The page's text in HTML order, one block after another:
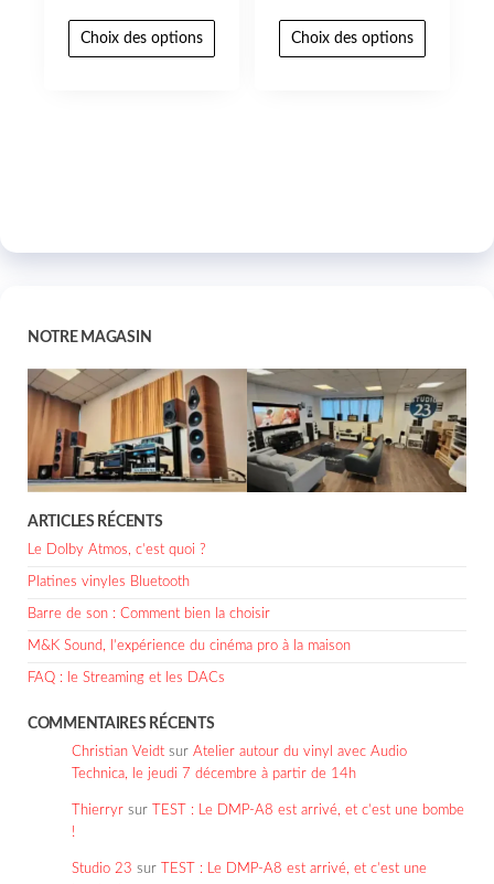
Choix des options Choix des options
NOTRE MAGASIN
ARTICLES RÉCENTS
Le Dolby Atmos, c’est quoi ?
Platines vinyles Bluetooth
Barre de son : Comment bien la choisir
M&K Sound, l’expérience du cinéma pro à la maison
FAQ : le Streaming et les DACs
COMMENTAIRES RÉCENTS
Christian Veidt sur Atelier autour du vinyl avec Audio
Technica, le jeudi 7 décembre à partir de 14h
Thierryr sur
TEST : Le DMP-A8 est arrivé, et c’est une bombe
!
Studio 23 sur
TEST : Le DMP-A8 est arrivé, et c’est une